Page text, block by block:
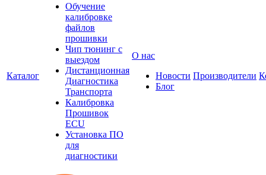
Каталог
Обучение
калибровке
файлов
прошивки
Чип тюнинг с
выездом
Дистанционная
Диагностика
Транспорта
Калибровка
Прошивок
ECU
Установка ПО
для
диагностики
О нас
Новости
Блог
Производители